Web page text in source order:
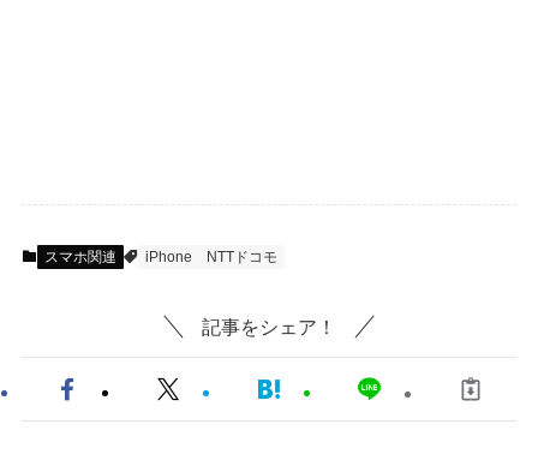
スマホ関連 iPhone NTTドコモ
記事をシェア！